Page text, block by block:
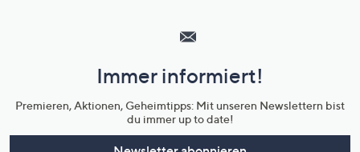
Unternehmensinformationen
Immer informiert!
Premieren, Aktionen, Geheimtipps: Mit unseren Newslettern bist
du immer up to date!